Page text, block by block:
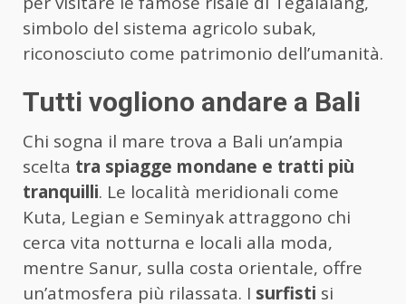
simbolo del sistema agricolo subak,
riconosciuto come patrimonio dell’umanità.
Tutti vogliono andare a Bali
Chi sogna il mare trova a Bali un’ampia
scelta tra spiagge mondane e tratti più
tranquilli. Le località meridionali come
Kuta, Legian e Seminyak attraggono chi
cerca vita notturna e locali alla moda,
mentre Sanur, sulla costa orientale, offre
un’atmosfera più rilassata. I surfisti si